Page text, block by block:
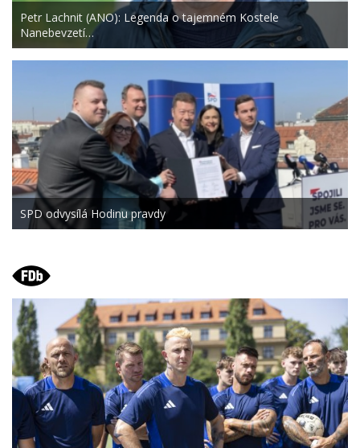
Petr Lachnit (ANO): Legenda o tajemném Kostele
Nanebevzetí…
SPD odvysílá Hodinu pravdy